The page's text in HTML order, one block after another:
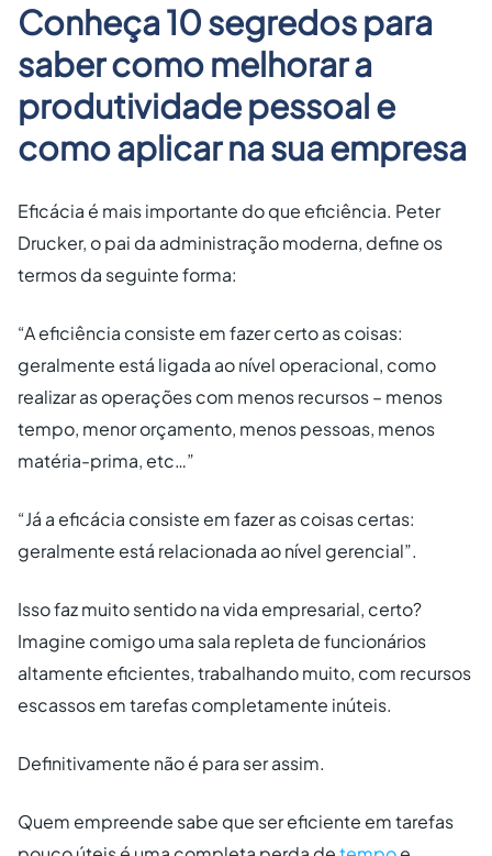
Conheça 10 segredos para
saber como melhorar a
produtividade pessoal e
como aplicar na sua empresa
Eficácia é mais importante do que eficiência. Peter
Drucker, o pai da administração moderna, define os
termos da seguinte forma:
“A eficiência consiste em fazer certo as coisas:
geralmente está ligada ao nível operacional, como
realizar as operações com menos recursos – menos
tempo, menor orçamento, menos pessoas, menos
matéria-prima, etc…”
“Já a eficácia consiste em fazer as coisas certas:
geralmente está relacionada ao nível gerencial”.
Isso faz muito sentido na vida empresarial, certo?
Imagine comigo uma sala repleta de funcionários
altamente eficientes, trabalhando muito, com recursos
escassos em tarefas completamente inúteis.
Definitivamente não é para ser assim.
Quem empreende sabe que ser eficiente em tarefas